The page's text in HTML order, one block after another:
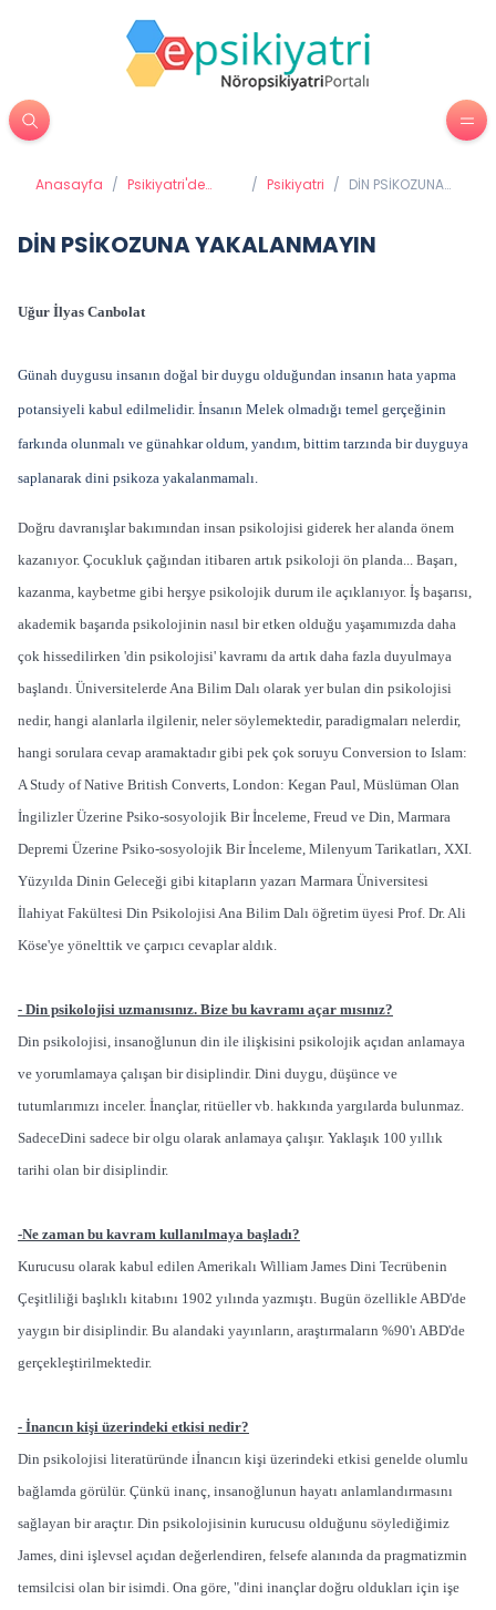
Anasayfa / Psikiyatri'de
/ Psikiyatri / DİN PSİKOZUNA
DİN PSİKOZUNA YAKALANMAYIN
Uğur İlyas Canbolat
Günah duygusu insanın doğal bir duygu olduğundan insanın hata yapma
potansiyeli kabul edilmelidir. İnsanın Melek olmadığı temel gerçeğinin
farkında olunmalı ve günahkar oldum, yandım, bittim tarzında bir duyguya
saplanarak dini psikoza yakalanmamalı.
Doğru davranışlar bakımından insan psikolojisi giderek her alanda önem
kazanıyor. Çocukluk çağından itibaren artık psikoloji ön planda... Başarı,
kazanma, kaybetme gibi herşye psikolojik durum ile açıklanıyor. İş başarısı,
akademik başarıda psikolojinin nasıl bir etken olduğu yaşamımızda daha
çok hissedilirken 'din psikolojisi' kavramı da artık daha fazla duyulmaya
başlandı. Üniversitelerde Ana Bilim Dalı olarak yer bulan din psikolojisi
nedir, hangi alanlarla ilgilenir, neler söylemektedir, paradigmaları nelerdir,
hangi sorulara cevap aramaktadır gibi pek çok soruyu Conversion to Islam:
A Study of Native British Converts, London: Kegan Paul, Müslüman Olan
İngilizler Üzerine Psiko-sosyolojik Bir İnceleme, Freud ve Din, Marmara
Depremi Üzerine Psiko-sosyolojik Bir İnceleme, Milenyum Tarikatları, XXI.
Yüzyılda Dinin Geleceği gibi kitapların yazarı Marmara Üniversitesi
İlahiyat Fakültesi Din Psikolojisi Ana Bilim Dalı öğretim üyesi Prof. Dr. Ali
Köse'ye yönelttik ve çarpıcı cevaplar aldık.
- Din psikolojisi uzmanısınız. Bize bu kavramı açar mısınız?
Din psikolojisi, insanoğlunun din ile ilişkisini psikolojik açıdan anlamaya
ve yorumlamaya çalışan bir disiplindir. Dini duygu, düşünce ve
tutumlarımızı inceler. İnançlar, ritüeller vb. hakkında yargılarda bulunmaz.
SadeceDini sadece bir olgu olarak anlamaya çalışır. Yaklaşık 100 yıllık
tarihi olan bir disiplindir.
-Ne zaman bu kavram kullanılmaya başladı?
Kurucusu olarak kabul edilen Amerikalı William James Dini Tecrübenin
Çeşitliliği başlıklı kitabını 1902 yılında yazmıştı. Bugün özellikle ABD'de
yaygın bir disiplindir. Bu alandaki yayınların, araştırmaların %90'ı ABD'de
gerçekleştirilmektedir.
- İnancın kişi üzerindeki etkisi nedir?
Din psikolojisi literatüründe iİnancın kişi üzerindeki etkisi genelde olumlu
bağlamda görülür. Çünkü inanç, insanoğlunun hayatı anlamlandırmasını
sağlayan bir araçtır. Din psikolojisinin kurucusu olduğunu söylediğimiz
James, dini işlevsel açıdan değerlendiren, felsefe alanında da pragmatizmin
temsilcisi olan bir isimdi. Ona göre, "dini inançlar doğru oldukları için işe